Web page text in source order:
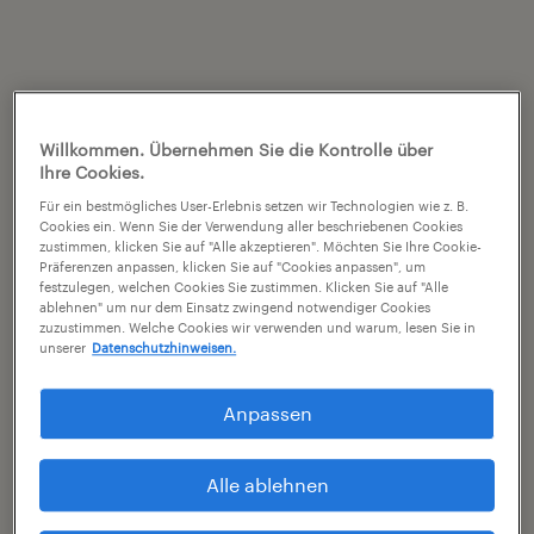
Willkommen. Übernehmen Sie die Kontrolle über
Ihre Cookies.
Für ein bestmögliches User-Erlebnis setzen wir Technologien wie z. B.
Cookies ein. Wenn Sie der Verwendung aller beschriebenen Cookies
zustimmen, klicken Sie auf "Alle akzeptieren". Möchten Sie Ihre Cookie-
Präferenzen anpassen, klicken Sie auf "Cookies anpassen", um
festzulegen, welchen Cookies Sie zustimmen. Klicken Sie auf "Alle
ablehnen" um nur dem Einsatz zwingend notwendiger Cookies
zuzustimmen. Welche Cookies wir verwenden und warum, lesen Sie in
unserer Datenschutzhinweisen.
Anpassen
Alle ablehnen